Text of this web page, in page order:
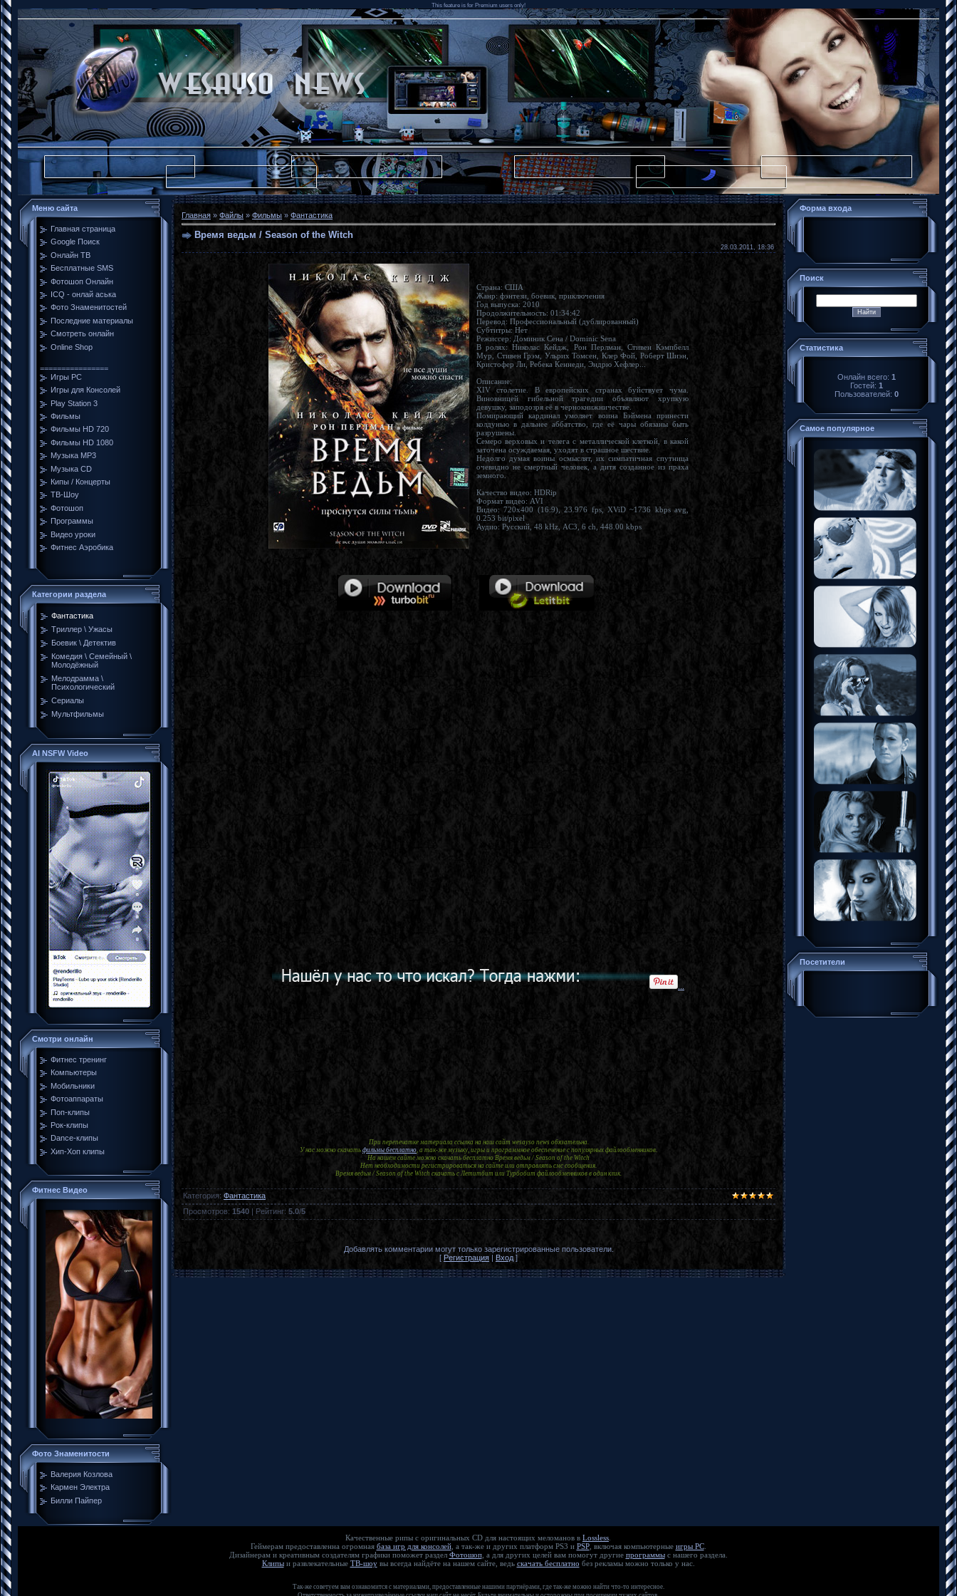
This feature is for Premium users only!
Меню сайта
Главная страница
Google Поиск
Онлайн ТВ
Бесплатные SMS
Фотошоп Онлайн
ICQ - онлай аська
Фото Знаменитостей
Последние материалы
Смотреть онлайн
Online Shop
================
Игры PC
Игры для Консолей
Play Station 3
Фильмы
Фильмы HD 720
Фильмы HD 1080
Музыка MP3
Музыка CD
Кипы / Концерты
ТВ-Шоу
Фотошоп
Программы
Видео уроки
Фитнес Аэробика
Категории раздела
Фантастика
Tриллер \ Ужасы
Боевик \ Детектив
Комедия \ Семейный \
Молодёжный
Мелодрамма \
Психологический
Сериалы
Мультфильмы
AI NSFW Video
Смотри онлайн
Фитнес тренинг
Компьютеры
Мобильники
Фотоаппараты
Поп-клипы
Рок-клипы
Dance-клипы
Хип-Хоп клипы
Фитнес Видео
Фото Знаменитости
Валерия Козлова
Кармен Электра
Билли Пайпер
Главная » Файлы » Фильмы » Фантастика
Время ведьм / Season of the Witch
28.03.2011, 18:36
Страна: США
Жанр: фэнтези, боевик, приключения
Год выпуска: 2010
Продолжительность: 01:34:42
Перевод: Профессиональный (дублированный)
Субтитры: Нет
Режиссер: Доминик Сена / Dominic Sena
В ролях: Николас Кейдж, Рон Перлман, Стивен Кэмпбелл
Мур, Стивен Грэм, Ульрих Томсен, Клер Фой, Роберт Шиэн,
Кристофер Ли, Ребека Кеннеди, Эндрю Хефлер...
Описание:
XIV столетие. В европейских странах буйствует чума.
Виновницей гибельной трагедии объявляют хрупкую
девушку, заподозря её в чернокнижничестве.
Помирающий кардинал умоляет воина Бэймена принести
колдунью в дальнее аббатство, где её чары обязаны быть
разрушены.
Семеро верховых и телега с металлической клеткой, в какой
заточена осуждаемая, уходят в страшное шествие.
Недолго думая воины осмыслят, их симпатичная спутница
очевидно не смертный человек, а дитя созданное из праха
земного.
Качество видео: HDRip
Формат видео: AVI
Видео: 720x400 (16:9), 23.976 fps, XViD ~1736 kbps avg,
0.253 bit/pixel
Аудио: Русский, 48 kHz, AC3, 6 ch, 448.00 kbps
При перепечатке материала ссылка на наш сайт wesayso news обязательна.
У нас можно скачать фильмы бесплатно, а так-же музыку, игры и программное обеспечение с популярных файлообменников.
На нашем сайте можно скачать бесплатно Время ведьм / Season of the Witch
Нет необходимости регистрироваться на сайте или отправлять смс сообщения.
Время ведьм / Season of the Witch скачать с Летитбит или Турбобит файлообменников в один клик.
Категория: Фантастика
Просмотров: 1540 | Рейтинг: 5.0/5
Добавлять комментарии могут только зарегистрированные пользователи.
[ Регистрация | Вход ]
Форма входа
Поиск
Статистика
Онлайн всего: 1
Гостей: 1
Пользователей: 0
Самое популярное
Посетители
Качественные рипы с оригинальных CD для настоящих меломанов в Lossless
Геймерам предоставленна огромная база игр для консолей , а так-же и других платформ PS3 и PSP, включая компьютерные игры PC.
Дизайнерам и креативным создателям графики поможет раздел Фотошоп , а для других целей вам помогут другие программыс нашего раздела.
Клипы
и развлекательные ТВ-шоу вы всегда найдёте на нашем сайте, ведь скачать бесплатно без рекламы можно только у нас.
Так-же советуем вам ознакомится с материалами, предоставленные нашими партнёрами, где так-же можно найти что-то интересное.